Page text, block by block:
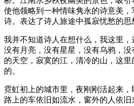
使他领略到一种情味隽永的诗意美
诗。表达了诗人旅途中孤寂忧愁的思
我并不知道诗人在想什么，我这里，
没有月亮，没有星星，没有乌鸦，
的天空，寂寞的江，清冷的山，这
的。
霓虹初上的城市里，夜刚刚活起来，
路上的车依旧如流水，窗外的人依旧